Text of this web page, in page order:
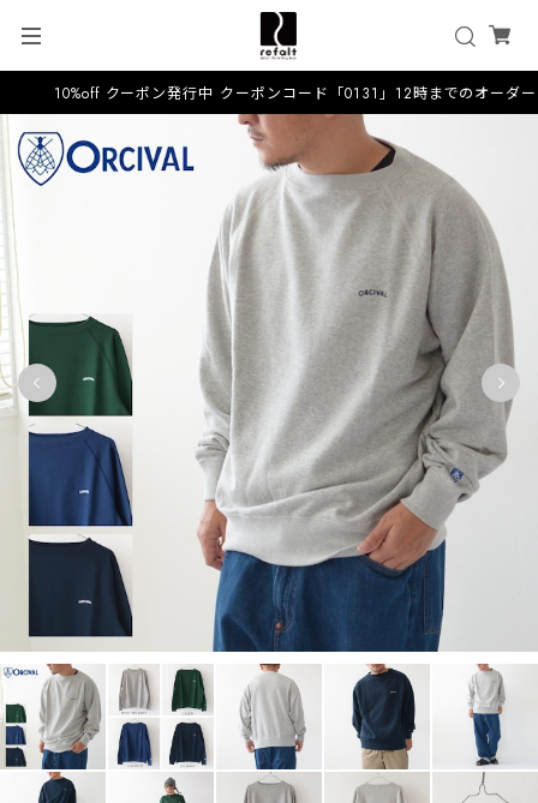
10%off クーポン発行中 クーポンコード「0131」12時までのオーダ